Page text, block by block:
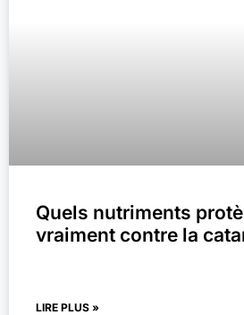
Quels nutriments
vraiment contre la
LIRE PLUS »